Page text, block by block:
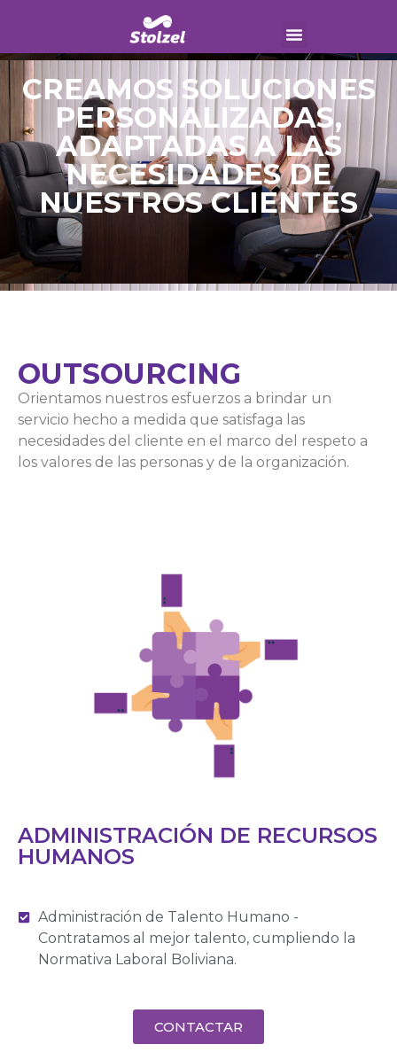
CREAMOS SOLUCIONES
PERSONALIZADAS,
ADAPTADAS A LAS
NECESIDADES DE
NUESTROS CLIENTES
OUTSOURCING
Orientamos nuestros esfuerzos a brindar un
servicio hecho a medida que satisfaga las
necesidades del cliente en el marco del respeto a
los valores de las personas y de la organización.
ADMINISTRACIÓN DE RECURSOS
HUMANOS
Administración de Talento Humano -
Contratamos al mejor talento, cumpliendo la
Normativa Laboral Boliviana.
CONTACTAR